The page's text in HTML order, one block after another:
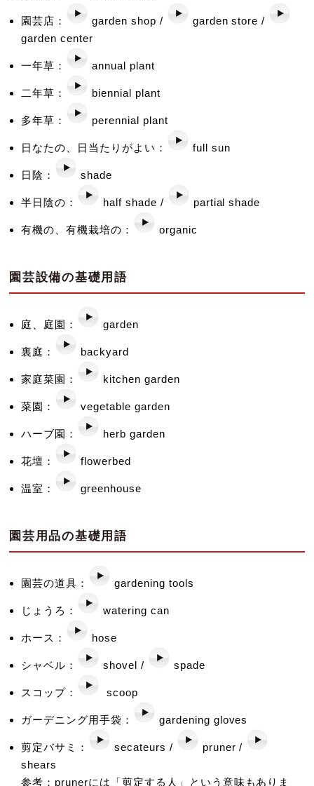
園芸店： garden shop /
garden store /
garden center
一年草： annual plant
二年草： biennial plant
多年草： perennial plant
日なたの、日当たりがよい： full sun
日陰： shade
半日陰の： half shade / partial shade
有機の、有機栽培の： organic
園芸設備の基礎用語
庭、庭園： garden
裏庭： backyard
家庭菜園： kitchen garden
菜園： vegetable garden
ハーブ園： herb garden
花壇： flowerbed
温室： greenhouse
園芸用品の基礎用語
園芸の道具： gardening tools
じょうろ： watering can
ホース： hose
シャベル： shovel / spade
スコップ： scoop
ガーデニング用手袋： gardening gloves
剪定バサミ： secateurs /
pruner /
shears
参考：prunerには「剪定する人」という意味もありま